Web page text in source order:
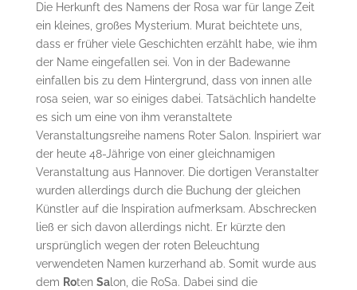
Die Herkunft des Namens der Rosa war für lange Zeit
ein kleines, großes Mysterium. Murat beichtete uns,
dass er früher viele Geschichten erzählt habe, wie ihm
der Name eingefallen sei. Von in der Badewanne
einfallen bis zu dem Hintergrund, dass von innen alle
rosa seien, war so einiges dabei. Tatsächlich handelte
es sich um eine von ihm veranstaltete
Veranstaltungsreihe namens Roter Salon. Inspiriert war
der heute 48-Jährige von einer gleichnamigen
Veranstaltung aus Hannover. Die dortigen Veranstalter
wurden allerdings durch die Buchung der gleichen
Künstler auf die Inspiration aufmerksam. Abschrecken
ließ er sich davon allerdings nicht. Er kürzte den
ursprünglich wegen der roten Beleuchtung
verwendeten Namen kurzerhand ab. Somit wurde aus
dem Roten Salon, die RoSa. Dabei sind die